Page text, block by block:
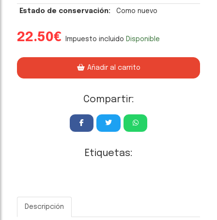
Estado de conservación: Como nuevo
22.50€ Impuesto incluido Disponible
Añadir al carrito
Compartir:
Etiquetas:
Descripción